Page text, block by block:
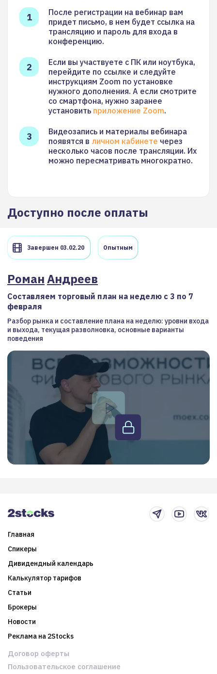
После регистрации на вебинар вам
придет письмо, в нем будет ссылка на
трансляцию и пароль для входа в
конференцию.
Если вы участвуете с ПК или ноутбука,
перейдите по ссылке и следуйте
инструкциям Zoom по установке
нужного дополнения. А если смотрите
со смартфона, нужно заранее
установить приложение Zoom.
Видеозапись и материалы вебинара
появятся в личном кабинете через
несколько часов после трансляции. Их
можно пересматривать многократно.
Доступно после оплаты
Завершен 03.02.20 Опытным
РоманАндреев
Составляем торговый план на неделю с 3 по 7
февраля
Разбор рынка и составление плана на неделю: уровни входа
и выхода, текущая разволновка, основные варианты
поведения
Главная
Спикеры
Дивидендный календарь
Калькулятор тарифов
Статьи
Брокеры
Новости
Реклама на 2Stocks
Договор оферты
Пользовательское соглашение